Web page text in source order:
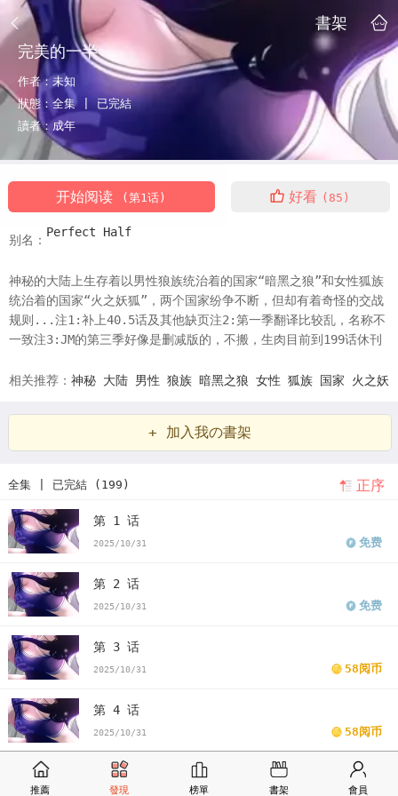
書架
完美的一半
作者：未知
狀態： 全集 | 已完結
讀者： 成年
开始阅读 (第1话) 好看 (85)
别名：
Perfect Half
神秘的大陆上生存着以男性狼族统治着的国家“暗黑之狼”和女性狐族
统治着的国家“火之妖狐”，两个国家纷争不断，但却有着奇怪的交战
规则...注1:补上40.5话及其他缺页注2:第一季翻译比较乱，名称不
一致注3:JM的第三季好像是删减版的，不搬，生肉目前到199话休刊
相关推荐： 神秘 大陆 男性 狼族 暗黑之狼 女性 狐族 国家 火之妖
狐纷争交战规则
+ 加入我の書架
全集 | 已完結 (199) 正序
第 1 话
2025/10/31 免费
第 2 话
2025/10/31 免费
第 3 话
2025/10/31 58阅币
第 4 话
2025/10/31 58阅币
第 5 话
推薦 發現 榜單 書架 會員